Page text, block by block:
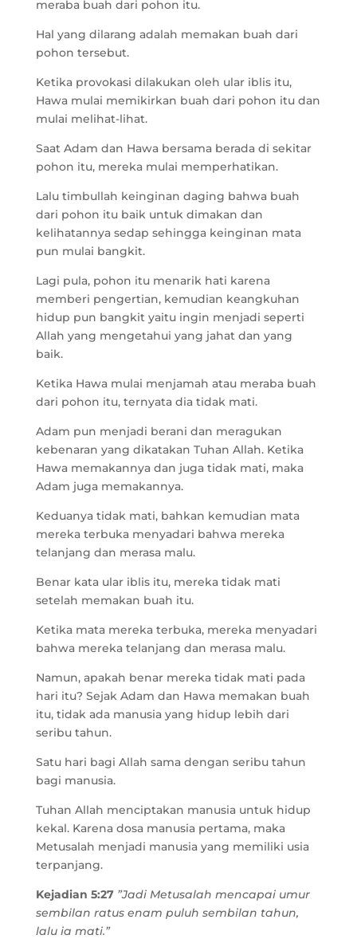
meraba buah dari pohon itu.
Hal yang dilarang adalah memakan buah dari
pohon tersebut.
Ketika provokasi dilakukan oleh ular iblis itu,
Hawa mulai memikirkan buah dari pohon itu dan
mulai melihat-lihat.
Saat Adam dan Hawa bersama berada di sekitar
pohon itu, mereka mulai memperhatikan.
Lalu timbullah keinginan daging bahwa buah
dari pohon itu baik untuk dimakan dan
kelihatannya sedap sehingga keinginan mata
pun mulai bangkit.
Lagi pula, pohon itu menarik hati karena
memberi pengertian, kemudian keangkuhan
hidup pun bangkit yaitu ingin menjadi seperti
Allah yang mengetahui yang jahat dan yang
baik.
Ketika Hawa mulai menjamah atau meraba buah
dari pohon itu, ternyata dia tidak mati.
Adam pun menjadi berani dan meragukan
kebenaran yang dikatakan Tuhan Allah. Ketika
Hawa memakannya dan juga tidak mati, maka
Adam juga memakannya.
Keduanya tidak mati, bahkan kemudian mata
mereka terbuka menyadari bahwa mereka
telanjang dan merasa malu.
Benar kata ular iblis itu, mereka tidak mati
setelah memakan buah itu.
Ketika mata mereka terbuka, mereka menyadari
bahwa mereka telanjang dan merasa malu.
Namun, apakah benar mereka tidak mati pada
hari itu? Sejak Adam dan Hawa memakan buah
itu, tidak ada manusia yang hidup lebih dari
seribu tahun.
Satu hari bagi Allah sama dengan seribu tahun
bagi manusia.
Tuhan Allah menciptakan manusia untuk hidup
kekal. Karena dosa manusia pertama, maka
Metusalah menjadi manusia yang memiliki usia
terpanjang.
Kejadian 5:27 ”Jadi Metusalah mencapai umur
sembilan ratus enam puluh sembilan tahun,
lalu ia mati.”